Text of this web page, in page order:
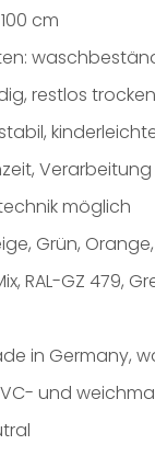
cm
restlos
Verarbeitung
möglich
Grün,
RAL-GZ 479,
in Germany,
und